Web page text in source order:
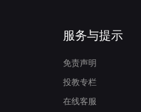
2026-07-31
关于香港证
2026-07-31
服务与提示
免责声明
投教专栏
在线客服